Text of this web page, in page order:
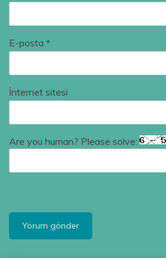
E-posta *
İnternet sitesi
Are you human? Please solve: